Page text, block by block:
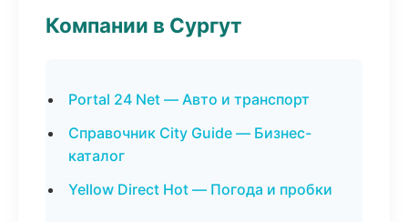
Компании в Сургут
Portal 24 Net — Авто и транспорт
Справочник City Guide — Бизнес-
каталог
Yellow Direct Hot — Погода и пробки